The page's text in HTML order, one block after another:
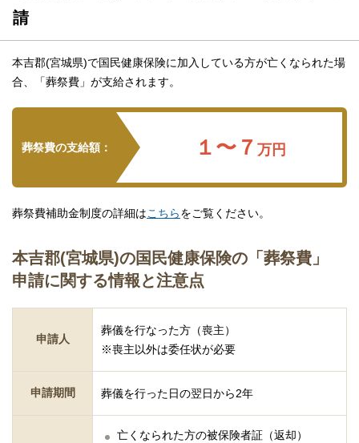
請
本吉郡(宮城県)で国民健康保険に加入している方が亡くなられた場
合、「葬祭費」が支給されます。
葬祭費の支給額： １〜７万円
葬祭費補助金制度の詳細はこちらをご覧ください。
本吉郡(宮城県)の国民健康保険の「葬祭費」
申請に関する情報と注意点
申請人
葬儀を行なった方（喪主）
※喪主以外は委任状が必要
申請期間 葬儀を行った日の翌日から2年
亡くなられた方の被保険者証（返却）